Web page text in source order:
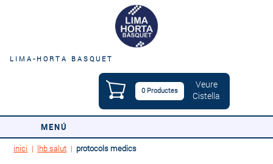
LIMA-HORTA BASQUET
0 Productes
Veure
Cistella
MENÚ
inici | lhb salut | protocols medics